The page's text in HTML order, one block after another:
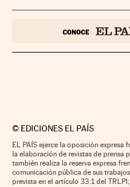
© EDICIONES EL PAÍS
EL PAÍS ejerce la oposición expresa
la elaboración de revistas de prensa
también realiza la reserva expresa
comunicación pública de sus
prevista en el artículo 33.1 del